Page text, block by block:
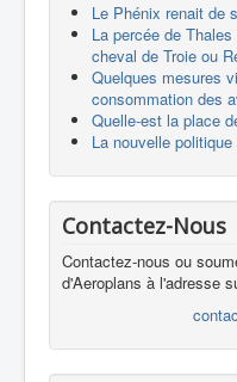
DronesLe Phénix renait de
La percée de
cheval de Troie ou
Quelques mesures
consommation des
Quelle-est la place
La nouvelle
Contactez-Nous
Contactez-nous ou
d'Aeroplans à l'adresse